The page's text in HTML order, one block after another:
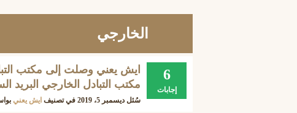
الخارجي
6
إجابات
ايش يعني وصلت إلى مكتب
مكتب التبادل الخارجي البريد
سُئل ديسمبر 5، 2019 في تصنيف ايش يعني